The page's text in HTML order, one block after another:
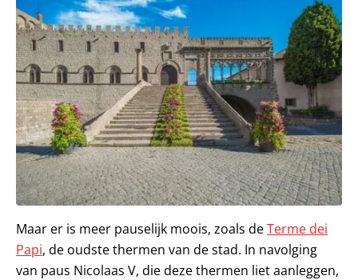
Maar er is meer pauselijk moois, zoals deTerme dei
Papi, de oudste thermen van de stad. In navolging
van paus Nicolaas V, die deze thermen liet aanleggen,